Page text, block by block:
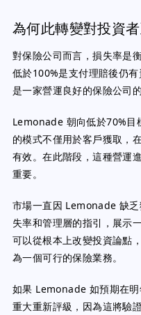
為何此轉變對投資
對保險公司而言，損失率是
低於100%是支付理賠後仍
是一家營運良好的保險公司的
Lemonade 朝向低於70%目
的模式不僅用於客戶獲取，
有效。在此階段，這種營運
重要。
市場一直因 Lemonade 缺
失率和管理層的指引，展示
可以從根本上改變投資論點
為一個可行的保險業務。
如果 Lemonade 如預期在
重大重新評級，因為這將驗